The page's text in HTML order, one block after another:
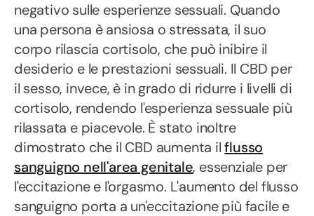
negativo sulle esperienze sessuali. Quando
una persona è ansiosa o stressata, il suo
corpo rilascia cortisolo, che può inibire il
desiderio e le prestazioni sessuali. Il CBD per
il sesso, invece, è in grado di ridurre i livelli di
cortisolo, rendendo l'esperienza sessuale più
rilassata e piacevole. È stato inoltre
dimostrato che il CBD aumenta ilflusso
sanguigno nell'area genitale, essenziale per
l'eccitazione e l'orgasmo. L'aumento del flusso
sanguigno porta a un'eccitazione più facile e